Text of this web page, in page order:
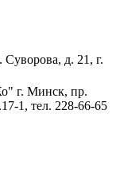
д. 21, г.
г. Минск, пр.
1, тел. 228-66-65